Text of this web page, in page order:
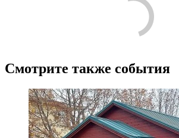
Смотрите также события